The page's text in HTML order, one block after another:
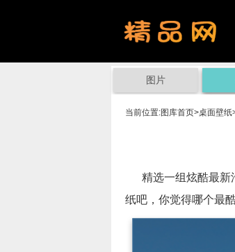
图片
当前位置:图库首页>桌面壁纸
精选一组炫酷最新
纸吧，你觉得哪个最